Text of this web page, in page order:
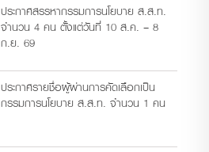
ประกาศสรรหากรรมการนโยบาย ส.ส.ท.
จำนวน 4 คน ตั้งแต่วันที่ 10 ส.ค. – 8
ก.ย. 69
ประกาศรายชื่อผู้ผ่านการคัดเลือกเป็น
กรรมการนโยบาย ส.ส.ท. จำนวน 1 คน